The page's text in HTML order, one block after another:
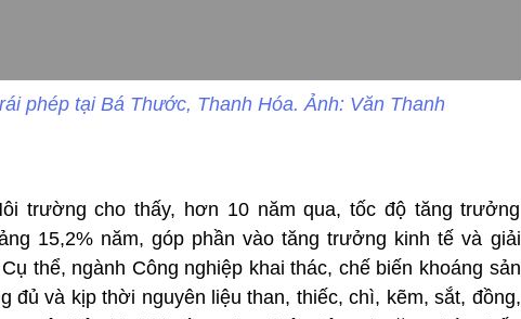
phép tại Bá Thước, Thanh Hóa. Ảnh: Văn Thanh
trường cho thấy, hơn 10 năm qua, tốc độ tăng trưởng
15,2% năm, góp phần vào tăng trưởng kinh tế và giải
thể, ngành Công nghiệp khai thác, chế biến khoáng sản
đủ và kịp thời nguyên liệu than, thiếc, chì, kẽm, sắt, đồng,